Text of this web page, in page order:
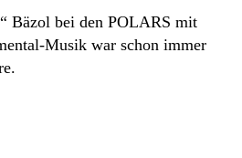
Bäzol bei den POLARS mit
Musik war schon immer